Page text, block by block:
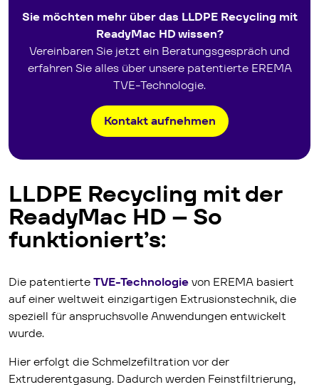
Sie möchten mehr über das LLDPE Recycling mit
ReadyMac HD wissen?
Vereinbaren Sie jetzt ein Beratungsgespräch und
erfahren Sie alles über unsere patentierte EREMA
TVE-Technologie.
Kontakt aufnehmen
LLDPE Recycling mit der
ReadyMac HD – So
funktioniert’s:
Die patentierteTVE-Technologievon EREMA basiert
auf einer weltweit einzigartigen Extrusionstechnik, die
speziell für anspruchsvolle Anwendungen entwickelt
wurde.
Hier erfolgt die Schmelzefiltration vor der
Extruderentgasung. Dadurch werden Feinstfiltrierung,